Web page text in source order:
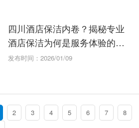
四川酒店保洁内卷？揭秘专业
酒店保洁为何是服务体验的关
键？
发布时间：2026/01/09
2 3 4 5 6 7
8